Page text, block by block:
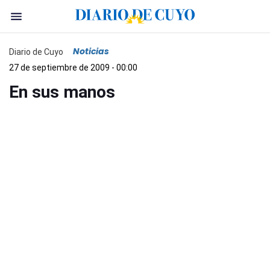
Diario de Cuyo Noticias
27 de septiembre de 2009 - 00:00
En sus manos